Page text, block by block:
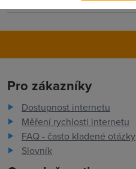
Pro zákazníky
Dostupnost internetu
Měření rychlosti internetu
FAQ - často kladené otázky
Slovník